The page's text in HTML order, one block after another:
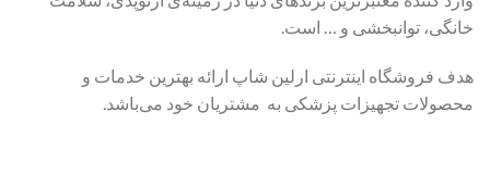
خانگی، توانبخشی و … است.
هدف فروشگاه اینترنتی ارلین شاپ ارائه بهترین خدمات و
محصولات تجهیزات پزشکی به مشتریان خود می‌باشد.